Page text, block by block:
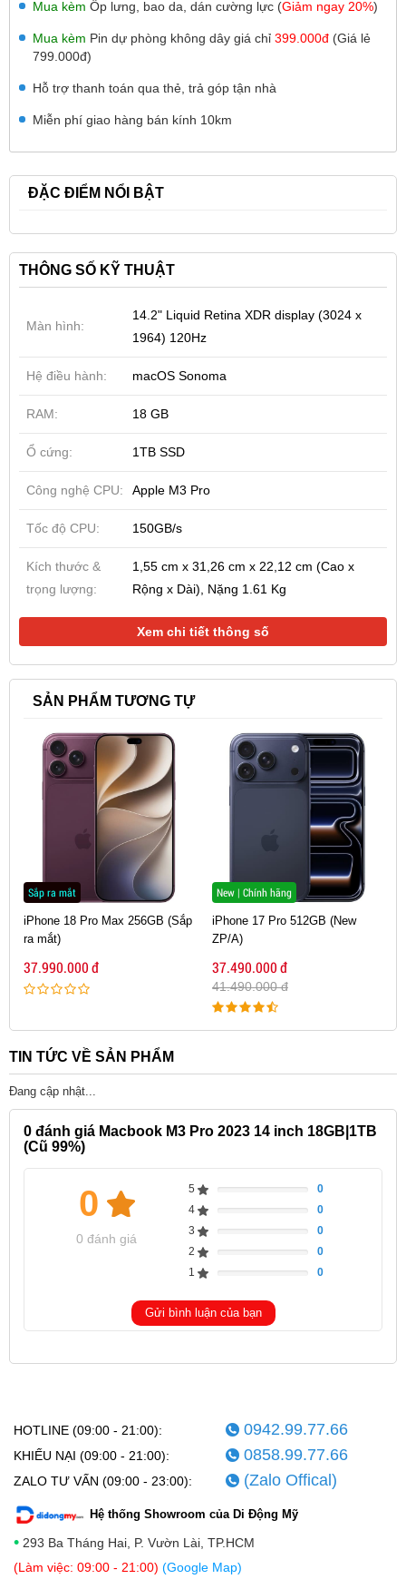
Mua kèm Ốp lưng, bao da, dán cường lực (Giảm ngay 20%)
Mua kèm Pin dự phòng không dây giá chỉ 399.000đ (Giá lẻ
799.000đ)
Hỗ trợ thanh toán qua thẻ, trả góp tận nhà
Miễn phí giao hàng bán kính 10km
ĐẶC ĐIỂM NỔI BẬT
THÔNG SỐ KỸ THUẬT
Màn hình:
14.2" Liquid Retina XDR display (3024 x
1964) 120Hz
Hệ điều hành: macOS Sonoma
RAM: 18 GB
Ổ cứng: 1TB SSD
Công nghệ CPU: Apple M3 Pro
Tốc độ CPU: 150GB/s
Kích thước &
trọng lượng:
1,55 cm x 31,26 cm x 22,12 cm (Cao x
Rộng x Dài), Nặng 1.61 Kg
Xem chi tiết thông số
SẢN PHẨM TƯƠNG TỰ
Sắp ra mắt
iPhone 18 Pro Max 256GB (Sắp
ra mắt)
37.990.000 đ
New | Chính hãng
iPhone 17 Pro 512GB (New
ZP/A)
37.490.000 đ
41.490.000 đ
TIN TỨC VỀ SẢN PHẨM
Đang cập nhật...
0 đánh giá Macbook M3 Pro 2023 14 inch 18GB|1TB
(Cũ 99%)
0
0 đánh giá
5
0
4
0
3
0
2
0
1
0
Gửi bình luận của bạn
HOTLINE (09:00 - 21:00): 0942.99.77.66
KHIẾU NẠI (09:00 - 21:00): 0858.99.77.66
ZALO TƯ VẤN (09:00 - 23:00): (Zalo Offical)
Hệ thống Showroom của Di Động Mỹ
• 293 Ba Tháng Hai, P. Vườn Lài, TP.HCM
(Làm việc: 09:00 - 21:00) (Google Map)